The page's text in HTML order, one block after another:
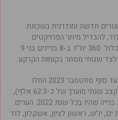
חדשה ומודרנית בשכונת
להבדיל מיתר הפרויקטים
שמוקמים בפאתי העיר, הפרויקט יכלול 360 יח”ד ב-8 בניינים בני 9
לפי הלמ”ס, ברמה ארצית, מינואר ועד סוף ספטמבר 2023 החלו
להיבנות כ-46,700 דירות חדשות (קצב שנתי מוערך של כ-62.3 אלף),
ירידה לעומת כ-67.7 אלף התחלות בנייה שהיו בכל שנת 2022. הערים
יו”ש, ראשון לציון, אשקלון, לוד